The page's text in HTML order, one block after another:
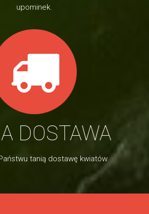
upominek.
DOSTAWA
tanią dostawę kwiatów